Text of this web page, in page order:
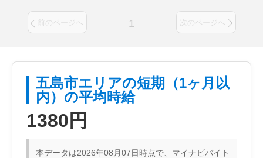
前のページへ 1 次のページへ
五島市エリアの短期（1ヶ月以
内）の平均時給
1380円
本データは2026年08月07日時点で、マイナビバイト